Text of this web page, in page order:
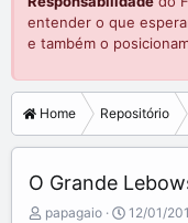
entender o que
e também o
Home Repositório
O Grande
A
papagaio
C
12/01/